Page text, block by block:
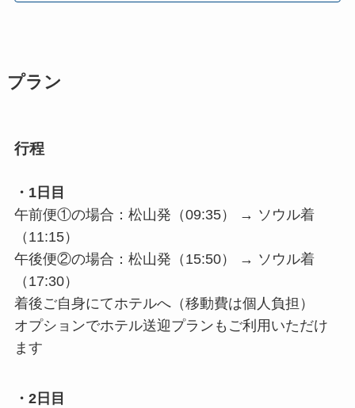
プラン
行程
・1日目
午前便①の場合：松山発（09:35） → ソウル着
（11:15）
午後便②の場合：松山発（15:50） → ソウル着
（17:30）
着後ご自身にてホテルへ（移動費は個人負担）
オプションでホテル送迎プランもご利用いただけ
ます
・2日目